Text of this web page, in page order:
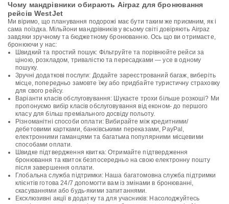
Чому мандрівники обирають Airpaz для бронювання
рейсів WestJet
Ми віримо, що планування подорожі має бути таким же приємним, як і
сама поїздка. Мільйони мандрівників у всьому світі довіряють Airpaz
завдяки зручному та бюджетному бронюванню. Ось що ви отримаєте,
бронюючи у нас:
Швидкий та простий пошук: Фільтруйте та порівнюйте рейси за
ціною, розкладом, тривалістю та пересадками — усе в одному
пошуку.
Зручні додаткові послуги: Додайте зареєстрований багаж, виберіть
місце, попередньо замовте їжу або придбайте туристичну страховку
для свого рейсу.
Варіанти класів обслуговування: Шукаєте трохи більше розкоші? Ми
пропонуємо вибір класів обслуговування від економ- до першого
класу для більш преміального досвіду польоту.
Різноманітні способи оплати: Вибирайте між кредитними/
дебетовими картками, банківськими переказами, PayPal,
електронними гаманцями та багатьма популярними місцевими
способами оплати.
Швидке підтвердження квитка: Отримайте підтвердження
бронювання та квиток безпосередньо на свою електронну пошту
після завершення оплати.
Глобальна служба підтримки: Наша багатомовна служба підтримки
клієнтів готова 24/7 допомогти вам із змінами в бронюванні,
скасуваннями або будь-якими запитаннями.
Ексклюзивні акції в додатку та для учасників: Насолоджуйтесь